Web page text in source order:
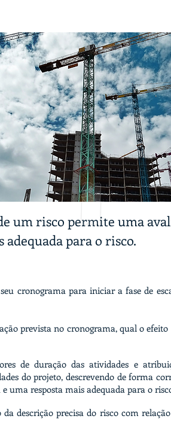
um risco permite uma
para o risco.
cronograma para iniciar a fase de
prevista no cronograma, qual o
de duração das atividades e
do projeto, descrevendo de forma
uma resposta mais adequada para o
descrição precisa do risco com